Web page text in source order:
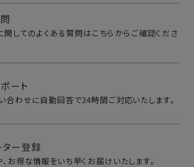
関してのよくある質問はこちらからご確認くださ
ート
合わせに自動回答で24時間ご対応いたします。
ター登録
お得な情報をいち早く お届けいたします。